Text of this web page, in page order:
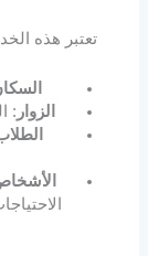
تعتبر هذه
الزوار :